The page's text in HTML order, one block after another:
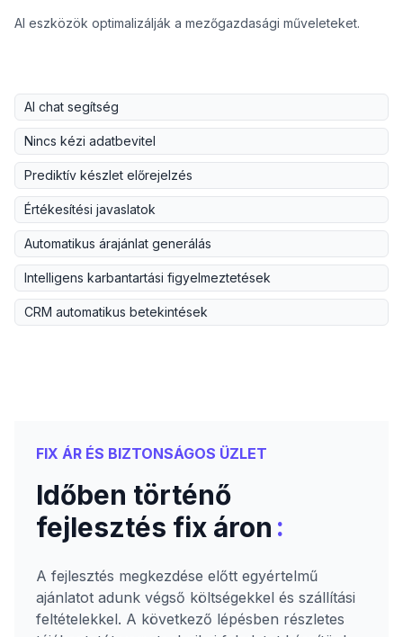
AI eszközök optimalizálják a mezőgazdasági műveleteket.
AI chat segítség
Nincs kézi adatbevitel
Prediktív készlet előrejelzés
Értékesítési javaslatok
Automatikus árajánlat generálás
Intelligens karbantartási figyelmeztetések
CRM automatikus betekintések
FIX ÁR ÉS BIZTONSÁGOS ÜZLET
Időben történő
fejlesztés fix áron :
A fejlesztés megkezdése előtt egyértelmű
ajánlatot adunk végső költségekkel és szállítási
feltételekkel. A következő lépésben részletes